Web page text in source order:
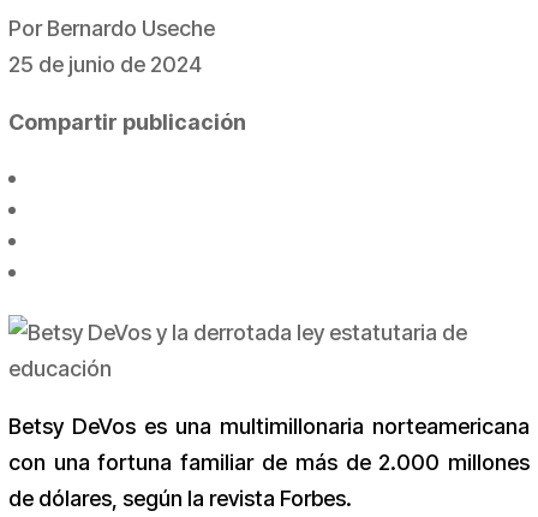
Por Bernardo Useche
25 de junio de 2024
Compartir publicación
Betsy DeVos es una multimillonaria norteamericana
con una fortuna familiar de más de 2.000 millones
de dólares, según la revista Forbes.